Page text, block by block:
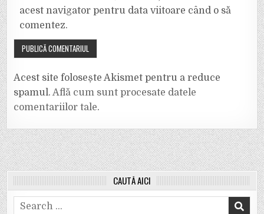
acest navigator pentru data viitoare când o să
comentez.
Acest site folosește Akismet pentru a reduce
spamul.Află cum sunt procesate datele
comentariilor tale.
CAUTĂ AICI
Search